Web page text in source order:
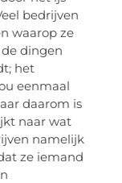
bedrijven
waarop ze
dingen
het
eenmaal
daarom is
naar wat
namelijk
ze iemand